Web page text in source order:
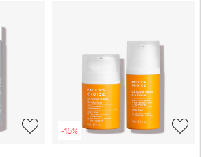
-15%